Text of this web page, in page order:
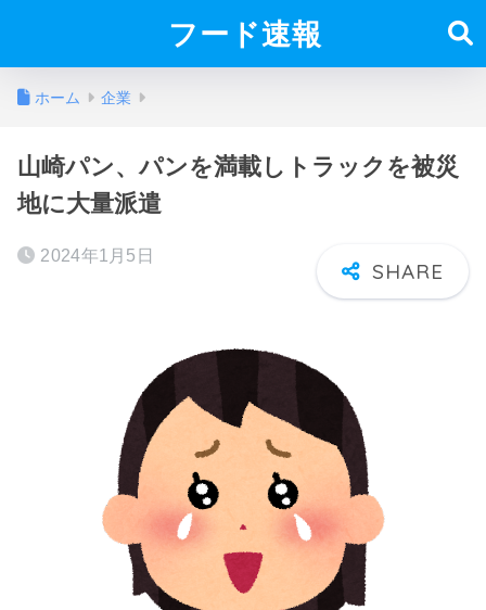
フード速報
ホーム 企業
山崎パン、パンを満載しトラックを被災
地に大量派遣
2024年1月5日